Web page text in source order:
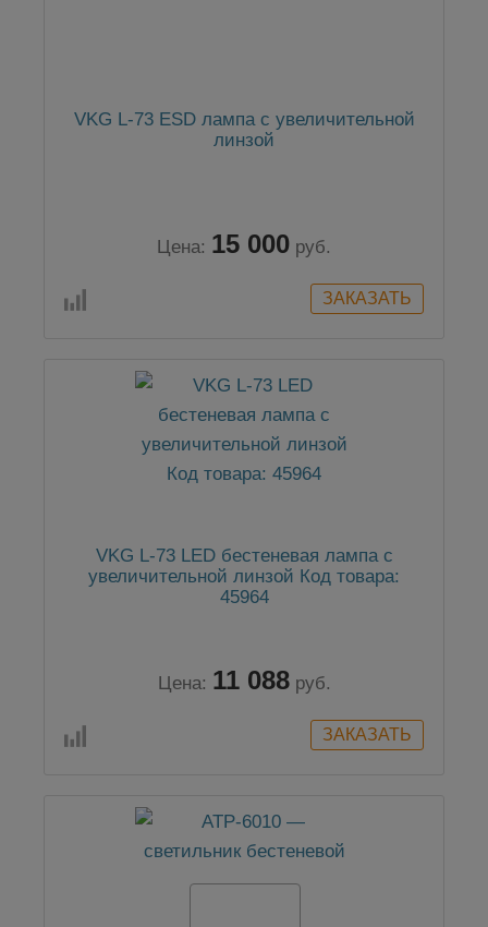
VKG L-73 ESD лампа с увеличительной
линзой
Цена: 15 000 руб.
VKG L-73 LED бестеневая лампа с
увеличительной линзой Код товара:
45964
Цена: 11 088 руб.